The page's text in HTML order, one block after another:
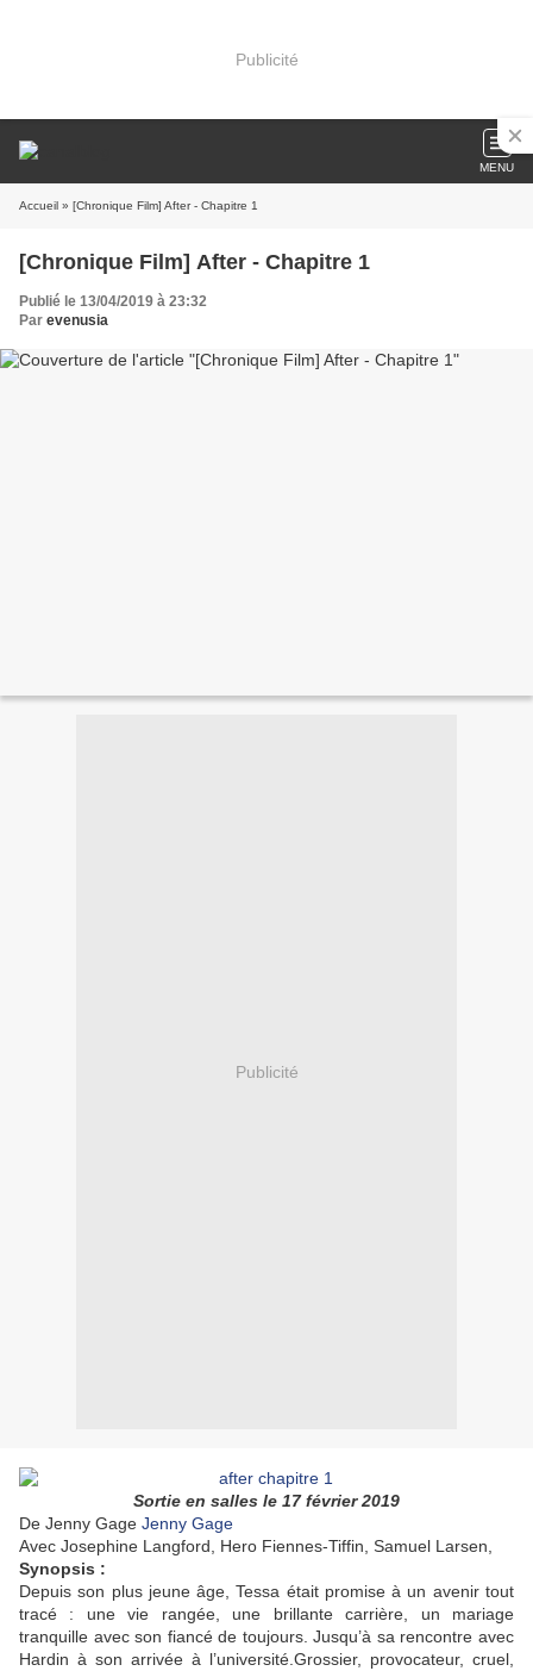
Publicité
MENU
Accueil » [Chronique Film] After - Chapitre 1
[Chronique Film] After - Chapitre 1
Publié le 13/04/2019 à 23:32
Par evenusia
Publicité
Sortie en salles le 17 février 2019
De Jenny Gage Jenny Gage
Avec Josephine Langford, Hero Fiennes-Tiffin, Samuel Larsen,
Synopsis :
Depuis son plus jeune âge, Tessa était promise à un avenir tout
tracé : une vie rangée, une brillante carrière, un mariage
tranquille avec son fiancé de toujours. Jusqu’à sa rencontre avec
Hardin à son arrivée à l’université.Grossier, provocateur, cruel,